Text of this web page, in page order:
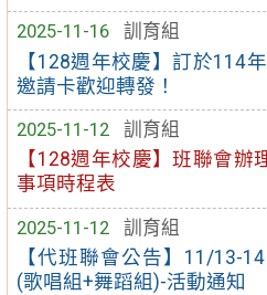
2025-11-16
訓育組
【128週年校慶】訂於114
邀請卡歡迎轉發！
2025-11-12
訓育組
【128週年校慶】班聯會
事項時程表
2025-11-12
訓育組
【代班聯會公告】11/13-
(歌唱組+舞蹈組)-活動通知